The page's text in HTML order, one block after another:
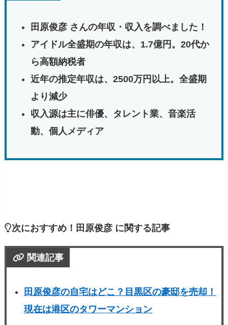
田原俊彦 さんの年収・収入を調べました！
アイドル全盛期の年収は、1.7億円。20代か
ら高額納税者
近年の推定年収は、2500万円以上。全盛期
より減少
収入源は主に俳優、タレント業、音楽活
動、個人メディア
次におすすめ！田原俊彦 に関する記事
関連記事
田原俊彦の自宅はどこ？目黒区の豪邸を売却！
現在は港区のタワーマンション